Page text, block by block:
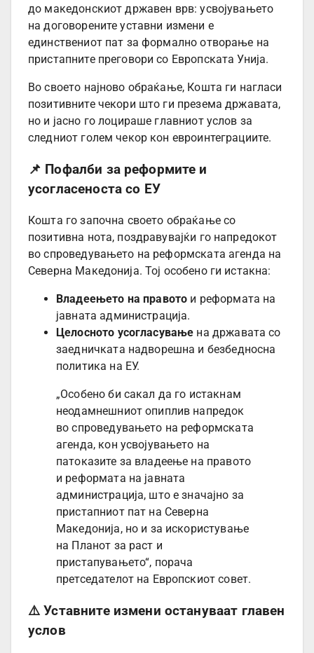
до македонскиот државен врв: усвојувањето
на договорените уставни измени е
единствениот пат за формално отворање на
пристапните преговори со Европската Унија.
Во своето најново обраќање, Кошта ги нагласи
позитивните чекори што ги презема државата,
но и јасно го лоцираше главниот услов за
следниот голем чекор кон евроинтеграциите.
📌 Пофалби за реформите и
усогласеноста со ЕУ
Кошта го започна своето обраќање со
позитивна нота, поздравувајќи го напредокот
во спроведувањето на реформската агенда на
Северна Македонија. Тој особено ги истакна:
Владеењето на правото и реформата на
јавната администрација.
Целосното усогласување на државата со
заедничката надворешна и безбедносна
политика на ЕУ.
„Особено би сакал да го истакнам
неодамнешниот опиплив напредок
во спроведувањето на реформската
агенда, кон усвојувањето на
патоказите за владеење на правото
и реформата на јавната
администрација, што е значајно за
пристапниот пат на Северна
Македонија, но и за искористување
на Планот за раст и
пристапувањето“, порача
претседателот на Европскиот совет.
⚠️ Уставните измени остануваат главен
услов